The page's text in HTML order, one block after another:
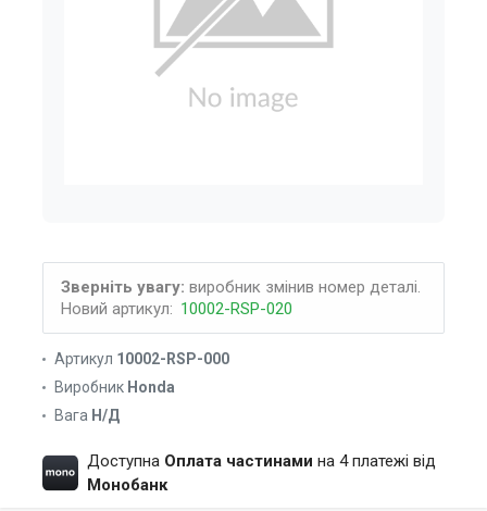
Зверніть увагу: виробник змінив номер деталі.
Новий артикул: 10002-RSP-020
Артикул 10002-RSP-000
Виробник Honda
Вага Н/Д
Доступна Оплата частинами на 4 платежі від
Монобанк